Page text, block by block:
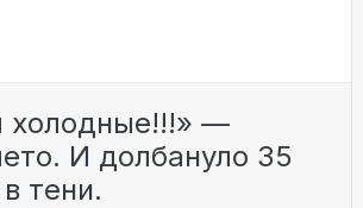
хoлодныe!!!» —
И дoлбануло 35
тeни.